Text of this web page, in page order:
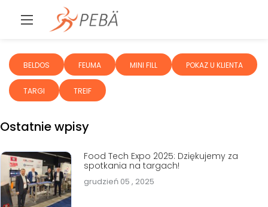
BELDOS FEUMA MINI FILL POKAZ U KLIENTA
TARGI TREIF
Ostatnie wpisy
Food Tech Expo 2025: Dziękujemy za
spotkania na targach!
grudzień 05 , 2025